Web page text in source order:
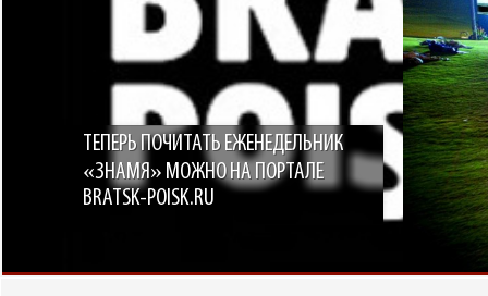
ТЕПЕРЬ ПОЧИТАТЬ ЕЖЕНЕДЕЛЬНИК
«ЗНАМЯ» МОЖНО НА ПОРТАЛЕ
BRATSK-POISK.RU